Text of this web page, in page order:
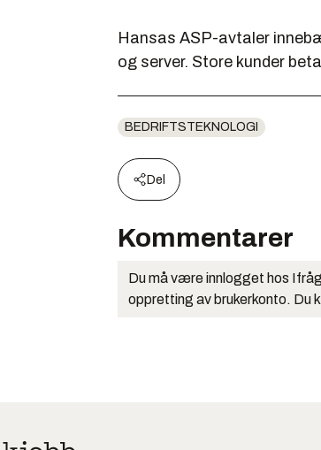
Hansas ASP-avtaler
og server. Store kunder
BEDRIFTSTEKNOLOGI
Del
Kommentarer
Du må være innlogget hos
oppretting av brukerkonto. Du